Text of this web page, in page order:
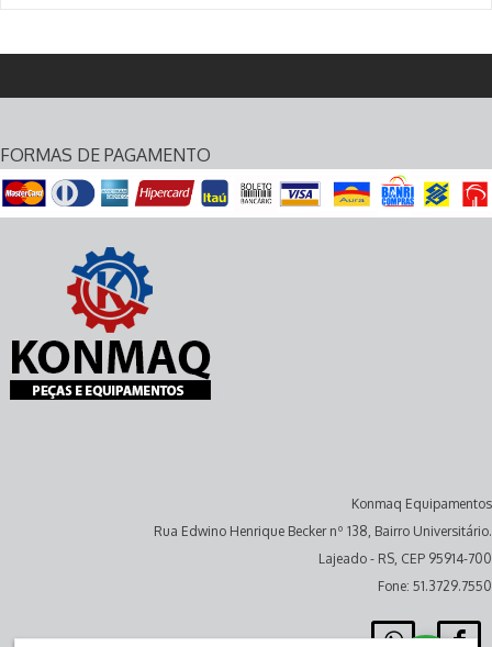
FORMAS DE PAGAMENTO
Konmaq Equipamentos
Rua Edwino Henrique Becker nº 138, Bairro Universitário.
Lajeado - RS, CEP 95914-700
Fone: 51.3729.7550